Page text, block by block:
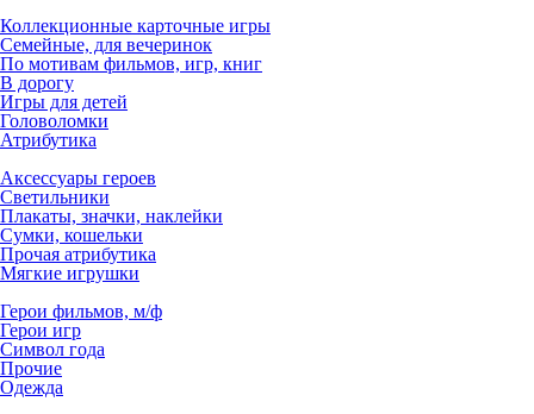
Коллекционные карточные игры
Семейные, для вечеринок
По мотивам фильмов, игр, книг
В дорогу
Игры для детей
Головоломки
Атрибутика
Аксессуары героев
Светильники
Плакаты, значки, наклейки
Сумки, кошельки
Прочая атрибутика
Мягкие игрушки
Герои фильмов, м/ф
Герои игр
Символ года
Прочие
Одежда